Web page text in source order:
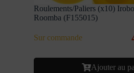
Roulements/Paliers (x10)
Roomba (F155015)
Sur commande
Ajouter au